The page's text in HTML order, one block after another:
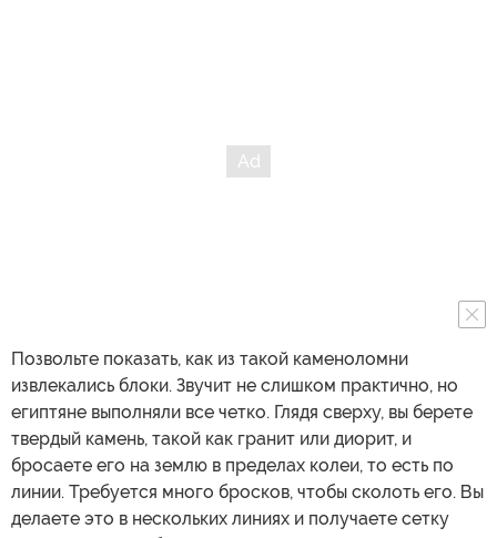
Позвольте показать, как из такой каменоломни
извлекались блоки. Звучит не слишком практично, но
египтяне выполняли все четко. Глядя сверху, вы берете
твердый камень, такой как гранит или диорит, и
бросаете его на землю в пределах колеи, то есть по
линии. Требуется много бросков, чтобы сколоть его. Вы
делаете это в нескольких линиях и получаете сетку